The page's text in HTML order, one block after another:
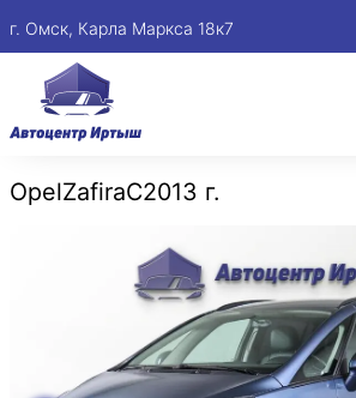
г. Омск, Карла Маркса 18к7
OpelZafiraC2013 г.